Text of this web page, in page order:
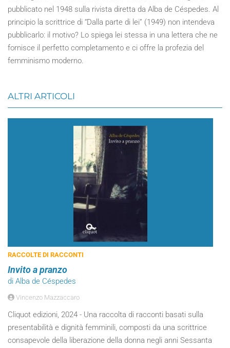
pubblicato nel 1948 sulla rivista diretta da Alba de Céspedes. Al
principio la scrittrice di “Dalla parte di lei” (1949) non intendeva
pubblicarlo: il motivo? Lo spiega lei stessa in una lettera che ne
fornisce il perfetto completamento e ci offre la profezia del
femminismo moderno.
ALTRI ARTICOLI
RACCOLTE DI RACCONTI
Invito a pranzo
di Alba de Céspedes
Vincenzo Mazzaccaro
Cliquot edizioni, 2024 - Una raccolta di racconti basati sulla
presentabilità e dignità femminili, composti da una scrittrice
consapevole della liberazione della donna negli anni Sessanta